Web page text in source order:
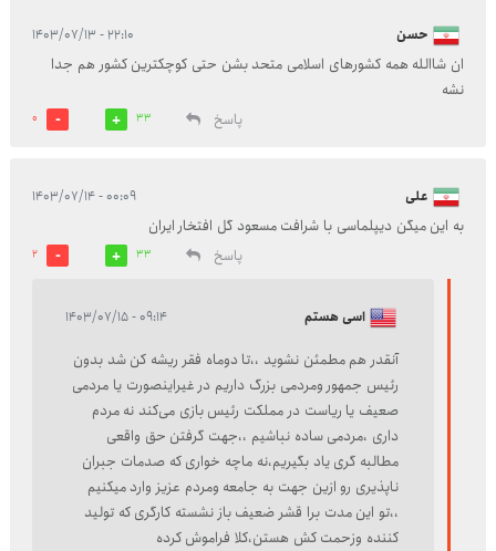
حسن ۲۲:۱۰ - ۱۴۰۳/۰۷/۱۳
ان شاالله همه کشورهای اسلامی متحد بشن حتی کوچکترین کشور هم جدا
نشه
پاسخ
33
0
علی ۰۰:۰۹ - ۱۴۰۳/۰۷/۱۴
به این میگن دیپلماسی با شرافت مسعود گل افتخار ایران
پاسخ
33
2
اسی هستم ۰۹:۱۴ - ۱۴۰۳/۰۷/۱۵
آنقدر هم مطمئن نشوید ،،تا دوماه فقر ریشه کن شد بدون
رئیس جمهور ومردمی بزرگ داریم در غیراینصورت یا مردمی
صعیف یا ریاست در مملکت رئیس بازی می‌کند نه مردم
داری ،مردمی ساده نباشیم ،،جهت گرفتن حق واقعی
مطالبه گری یاد بگیریم،نه ماچه خواری که صدمات جبران
ناپذیری رو ازین جهت به جامعه ومردم عزیز وارد میکنیم
،،تو این مدت برا قشر ضعیف باز نشسته کارگری که تولید
کننده وزحمت کش هستن،کلا فراموش کرده